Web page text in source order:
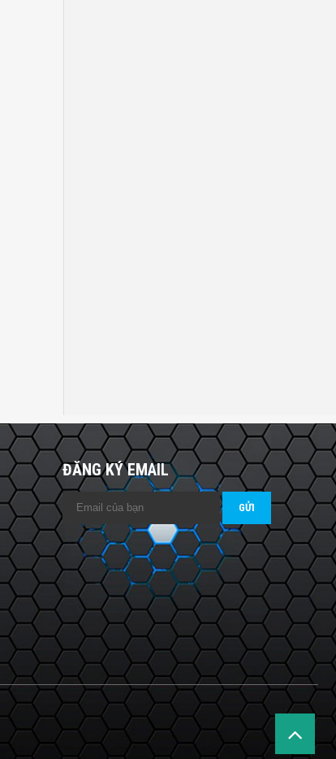
ĐĂNG KÝ EMAIL